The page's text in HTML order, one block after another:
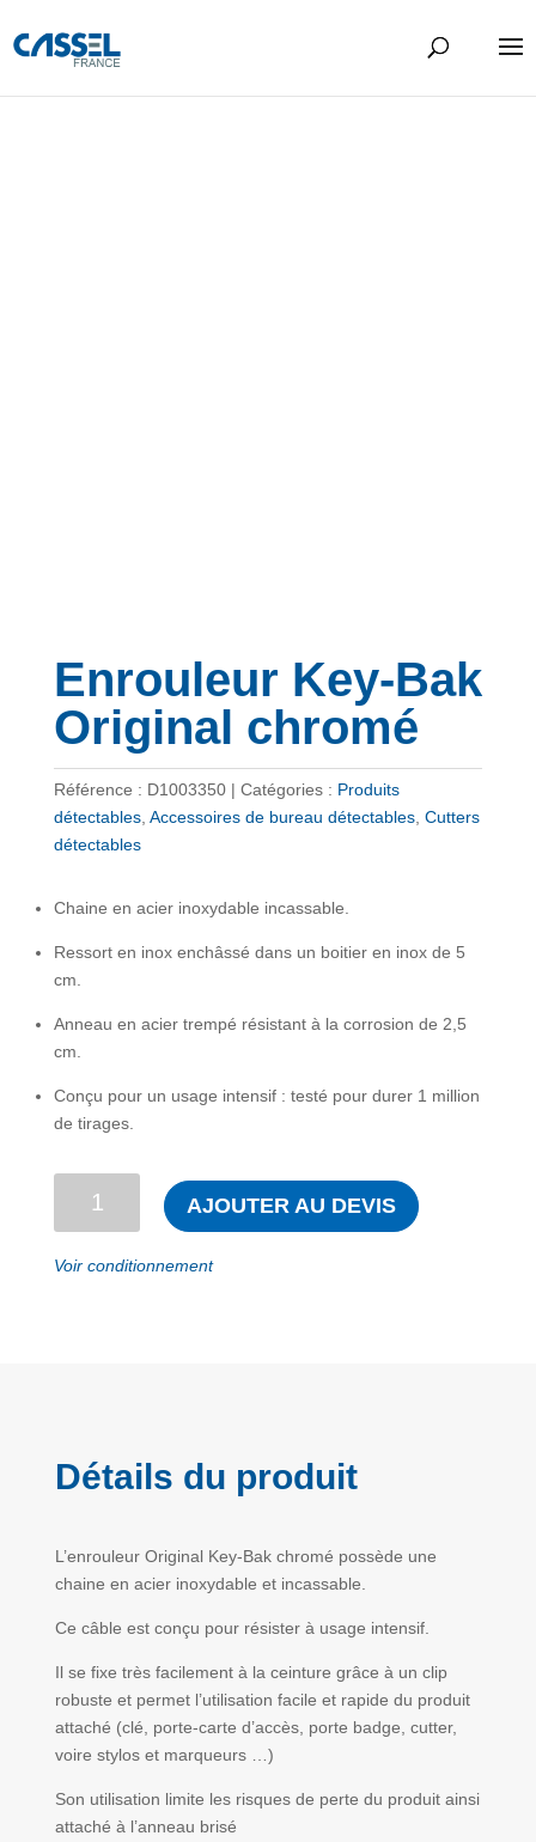
Enrouleur Key-Bak
Original chromé
Référence : D1003350 Catégories : Produits
détectables, Accessoires de bureau détectables, Cutters
détectables
Chaine en acier inoxydable incassable.
Ressort en inox enchâssé dans un boitier en inox de 5
cm.
Anneau en acier trempé résistant à la corrosion de 2,5
cm.
Conçu pour un usage intensif : testé pour durer 1 million
de tirages.
Key-
AJOUTER AU DEVIS
Voir conditionnement
Détails du produit
L’enrouleur Original Key-Bak chromé possède une
chaine en acier inoxydable et incassable.
Ce câble est conçu pour résister à usage intensif.
Il se fixe très facilement à la ceinture grâce à un clip
robuste et permet l’utilisation facile et rapide du produit
attaché (clé, porte-carte d’accès, porte badge, cutter,
voire stylos et marqueurs …)
Son utilisation limite les risques de perte du produit ainsi
attaché à l’anneau brisé